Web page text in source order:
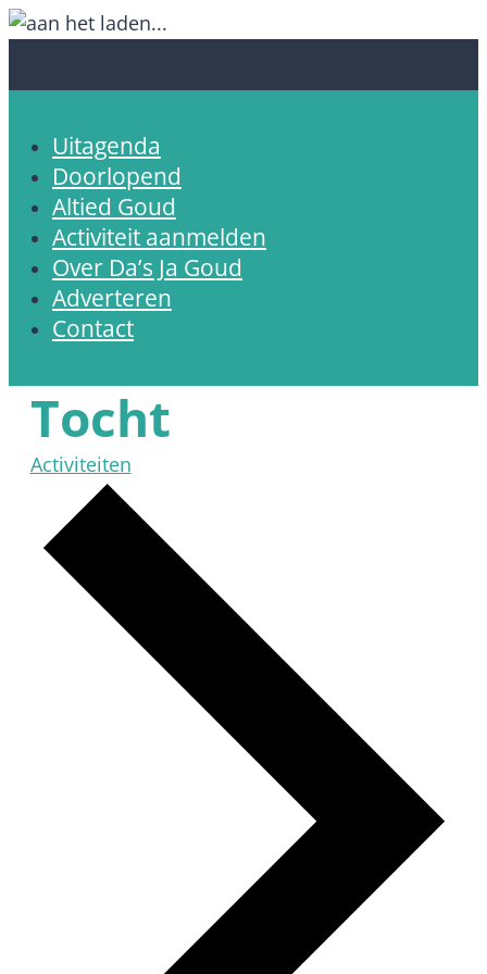
Uitagenda
Doorlopend
Altied Goud
Activiteit aanmelden
Over Da’s Ja Goud
Adverteren
Contact
Tocht
Activiteiten